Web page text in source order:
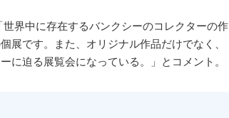
界中に存在するバンクシーのコレクターの作
展です。また、オリジナル作品だけでなく、
に迫る展覧会になっている。」とコメント。